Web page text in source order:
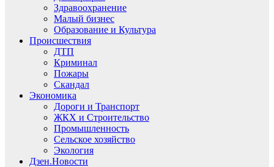
Здравоохранение
Малый бизнес
Образование и Культура
Происшествия
ДТП
Криминал
Пожары
Скандал
Экономика
Дороги и Транспорт
ЖКХ и Строительство
Промышленность
Сельское хозяйство
Экология
Дзен.Новости